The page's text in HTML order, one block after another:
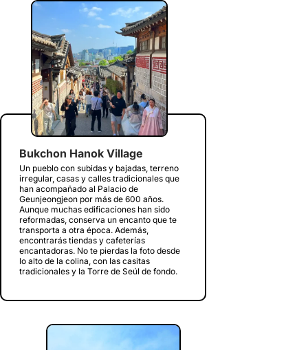
Bukchon Hanok Village
Un pueblo con subidas y bajadas, terreno
irregular, casas y calles tradicionales que
han acompañado al Palacio de
Geunjeongjeon por más de 600 años.
Aunque muchas edificaciones han sido
reformadas, conserva un encanto que te
transporta a otra época. Además,
encontrarás tiendas y cafeterías
encantadoras. No te pierdas la foto desde
lo alto de la colina, con las casitas
tradicionales y la Torre de Seúl de fondo.